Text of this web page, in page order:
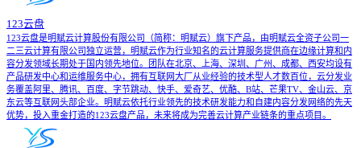
123云盘
123云盘是明赋云计算股份有限公司（简称：明赋云）旗下产品，由明赋云全资子公司一
二三云计算有限公司独立运营，明赋云作为行业知名的云计算服务提供商在边缘计算和内
容分发领域长期处于国内领先地位。团队在北京、上海、深圳、广州、成都、西安均设有
产品研发中心和运维服务中心，拥有互联网大厂从业经验的技术型人才数百位，云分发业
务覆盖阿里、腾讯、百度、字节跳动、快手、爱奇艺、优酷、B站、芒果TV、金山云、京
东云等互联网头部企业。明赋云依托行业领先的技术研发能力和自建内容分发网络的先天
优势，投入重金打造的123云盘产品，未来将成为完善云计算产业链条的重点项目。